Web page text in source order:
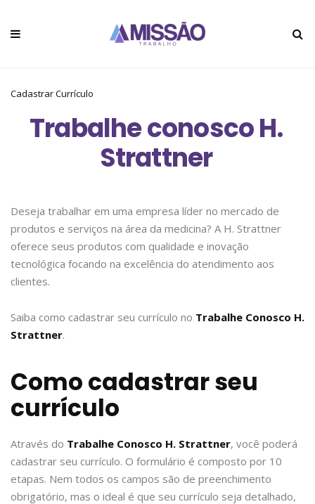
Cadastrar Currículo
Trabalhe conosco H.
Strattner
Deseja trabalhar em uma empresa líder no mercado de
produtos e serviços na área da medicina? A H. Strattner
oferece seus produtos com qualidade e inovação
tecnológica focando na excelência do atendimento aos
clientes.
Saiba como cadastrar seu currículo no Trabalhe Conosco H.
Strattner.
Como cadastrar seu
currículo
Através do Trabalhe Conosco H. Strattner, você poderá
cadastrar seu currículo. O formulário é composto por 10
etapas. Nem todos os campos são de preenchimento
obrigatório, mas o ideal é que seu currículo seja detalhado,